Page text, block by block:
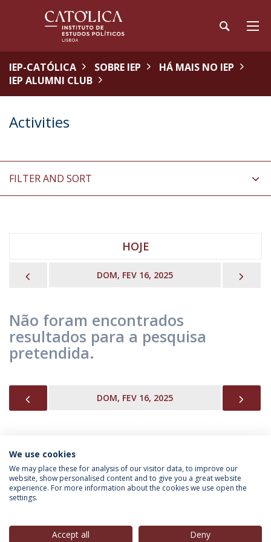
IEP-CATÓLICA SOBRE IEP
HÁ MAIS NO IEP
IEP ALUMNI CLUB
Activities
FILTER AND SORT
HOJE
DOM, FEV 16, 2025
Não foram encontrados
resultados para a pesquisa
pretendida.
DOM, FEV 16, 2025
INFORMAÇÃO PARA
We use cookies
We may place these for analysis of our visitor data, to improve our
website, show personalised content and to give you a great website
experience. For more information about the cookies we use open the
settings.
Accept all Deny